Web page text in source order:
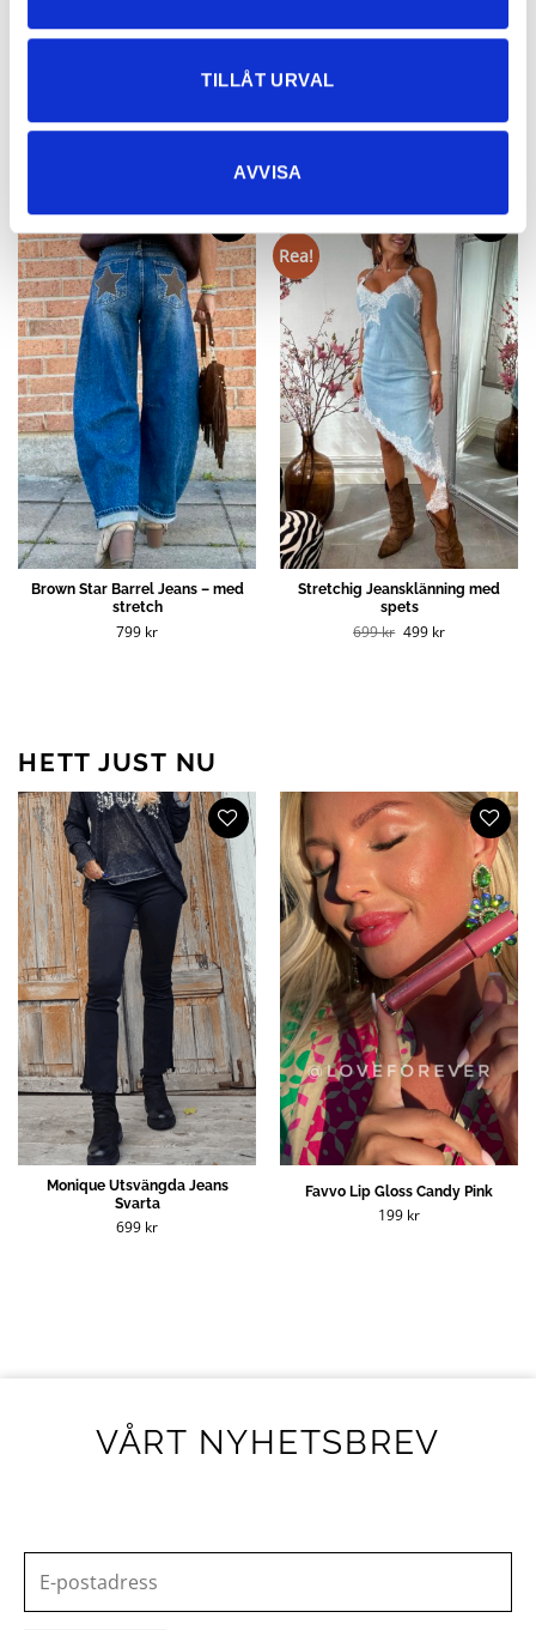
TILLÅT URVAL
AVVISA
699kr
Brown Star Barrel Jeans – med
stretch
799 kr
Rea!
Stretchig Jeansklänning med
spets
699kr Det
ursprungliga
499 krDet
HETT JUST NU
Monique Utsvängda Jeans
Svarta
699 kr
Favvo Lip Gloss Candy Pink
199 kr
VÅRT NYHETSBREV